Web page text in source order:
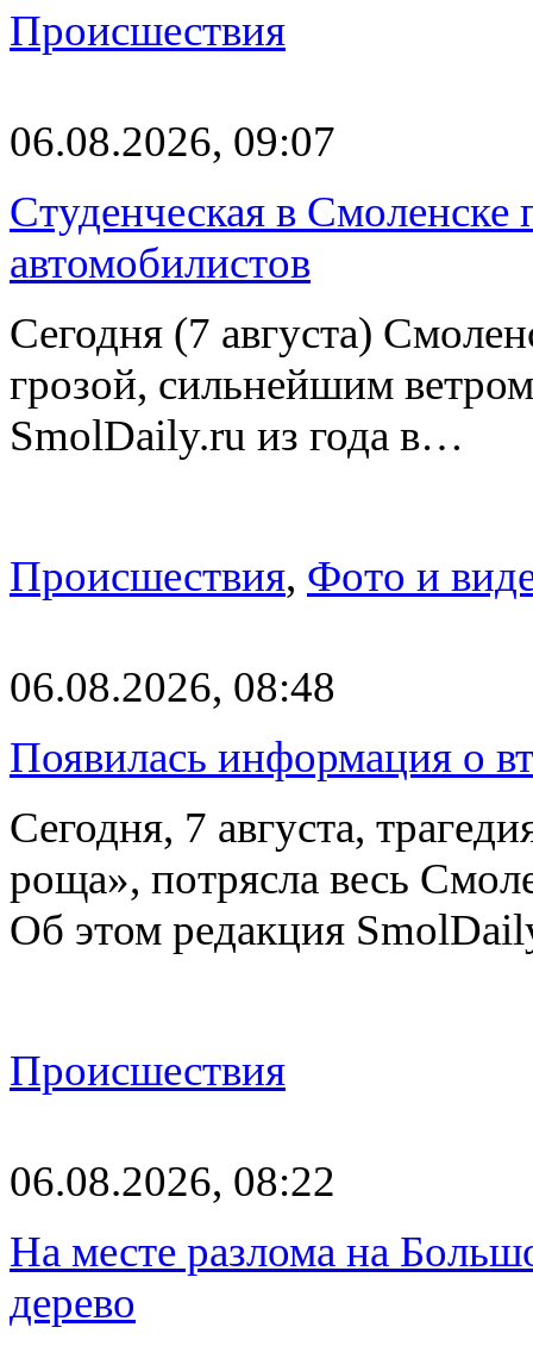
Происшествия
06.08.2026, 09:07
Студенческая в Смоленске
автомобилистов
Сегодня (7 августа)
грозой, сильнейшим
SmolDaily.ru из года в…
Происшествия, Фото и
06.08.2026, 08:48
Появилась информация о
Сегодня, 7 августа,
роща», потрясла весь
Об этом редакция
Происшествия
06.08.2026, 08:22
На месте разлома на
дерево